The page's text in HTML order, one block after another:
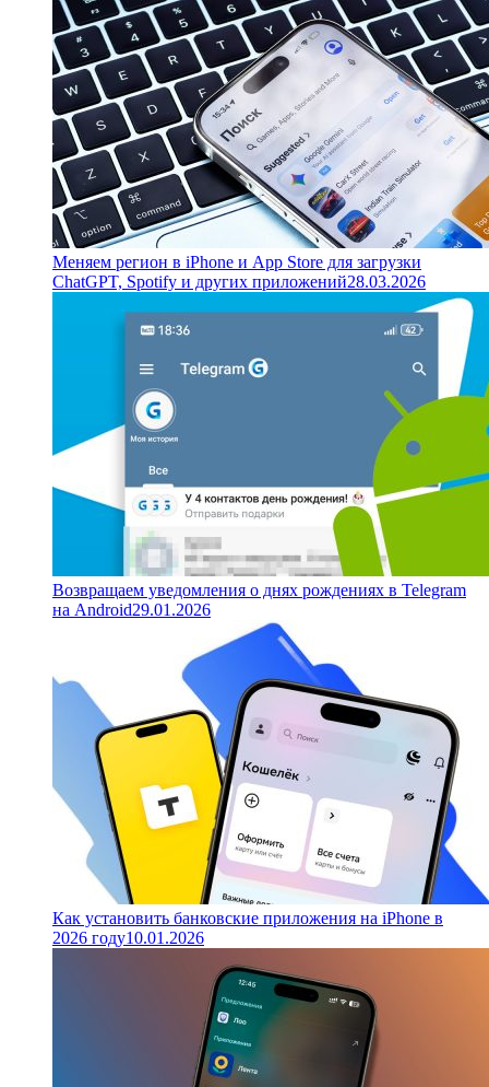
Меняем регион в iPhone и App Store для загрузки
ChatGPT, Spotify и других приложений28.03.2026
Возвращаем уведомления о днях рождениях в Telegram
на Android29.01.2026
Как установить банковские приложения на iPhone в
2026 году10.01.2026